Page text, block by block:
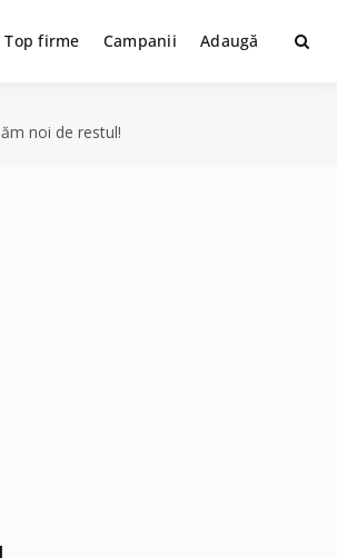
Top firme Campanii Adaugă
noi de restul!